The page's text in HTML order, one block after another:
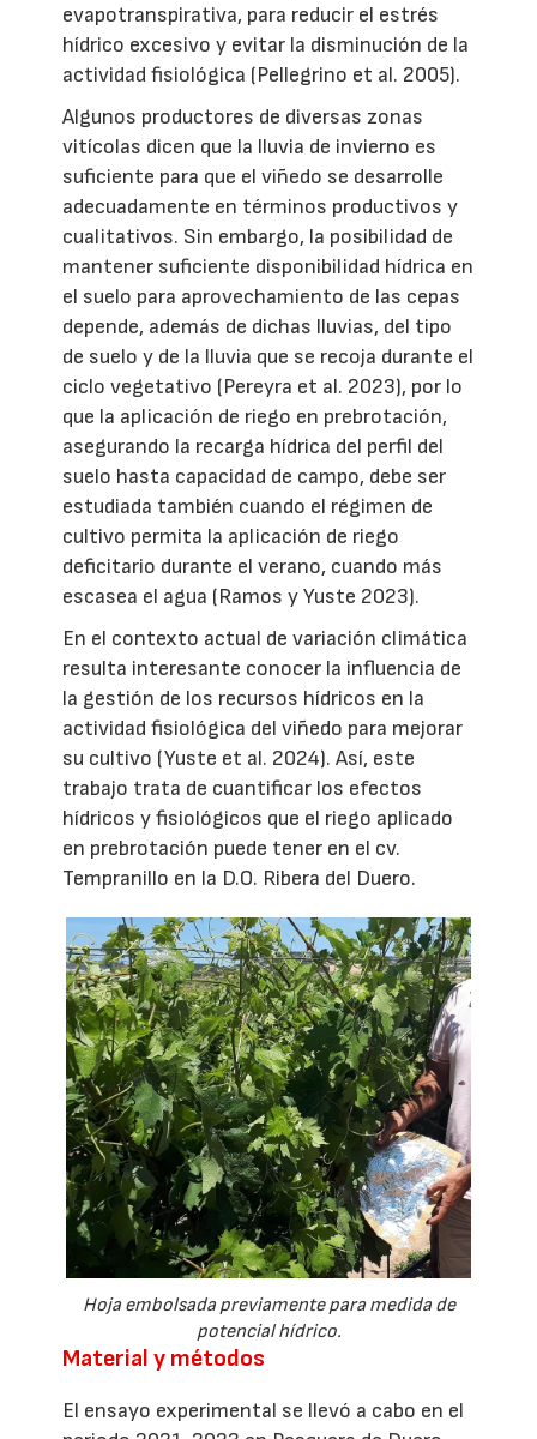
evapotranspirativa, para reducir el estrés
hídrico excesivo y evitar la disminución de la
actividad fisiológica (Pellegrino et al. 2005).
Algunos productores de diversas zonas
vitícolas dicen que la lluvia de invierno es
suficiente para que el viñedo se desarrolle
adecuadamente en términos productivos y
cualitativos. Sin embargo, la posibilidad de
mantener suficiente disponibilidad hídrica en
el suelo para aprovechamiento de las cepas
depende, además de dichas lluvias, del tipo
de suelo y de la lluvia que se recoja durante el
ciclo vegetativo (Pereyra et al. 2023), por lo
que la aplicación de riego en prebrotación,
asegurando la recarga hídrica del perfil del
suelo hasta capacidad de campo, debe ser
estudiada también cuando el régimen de
cultivo permita la aplicación de riego
deficitario durante el verano, cuando más
escasea el agua (Ramos y Yuste 2023).
En el contexto actual de variación climática
resulta interesante conocer la influencia de
la gestión de los recursos hídricos en la
actividad fisiológica del viñedo para mejorar
su cultivo (Yuste et al. 2024). Así, este
trabajo trata de cuantificar los efectos
hídricos y fisiológicos que el riego aplicado
en prebrotación puede tener en el cv.
Tempranillo en la D.O. Ribera del Duero.
Hoja embolsada previamente para medida de
potencial hídrico.
Material y métodos
El ensayo experimental se llevó a cabo en el